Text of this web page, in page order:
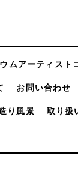
ムアーティスト
お問い合わせ
り風景 取り扱